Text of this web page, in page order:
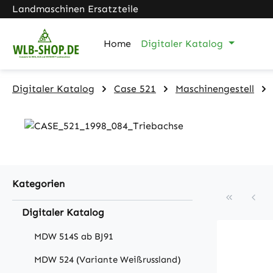
Hauptinhalt springen
Zur Suche springen
Zur Hauptnavigation springen
Landmaschinen Ersatzteile
Home Digitaler Katalog
Digitaler Katalog Case 521 Maschinengestell
Kategorien
Digitaler Katalog
MDW 514S ab BJ91
MDW 524 (Variante Weißrussland)